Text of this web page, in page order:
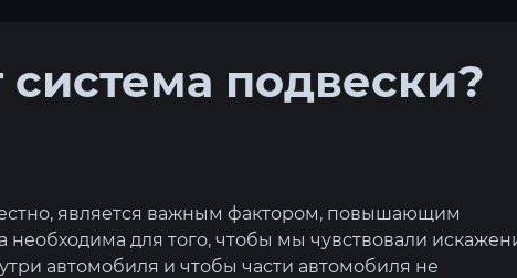
система подвески?
является важным фактором, повышающим
необходима для того, чтобы мы чувствовали
автомобиля и чтобы части автомобиля не